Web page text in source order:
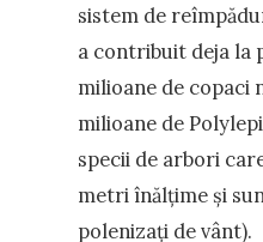
sistem de
a contribuit deja la
milioane de copaci
milioane de
specii de arbori
metri înălțime și
polenizați de vânt).